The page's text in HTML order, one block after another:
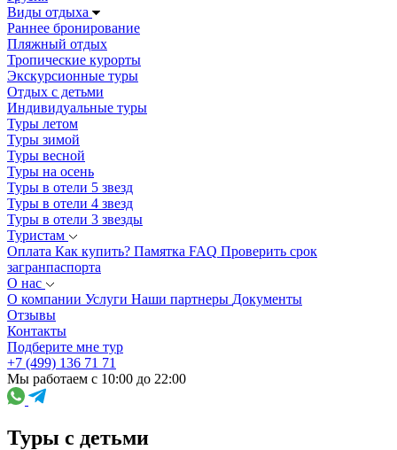
Виды отдыха
Раннее бронирование
Пляжный отдых
Тропические курорты
Экскурсионные туры
Отдых с детьми
Индивидуальные туры
Туры летом
Туры зимой
Туры весной
Туры на осень
Туры в отели 5 звезд
Туры в отели 4 звезд
Туры в отели 3 звезды
Туристам
Оплата Как купить? Памятка FAQ Проверить срок
загранпаспорта
О нас
О компании Услуги Наши партнеры Документы
Отзывы
Контакты
Подберите мне тур
+7 (499) 136 71 71
Мы работаем с 10:00 до 22:00
Туры с детьми